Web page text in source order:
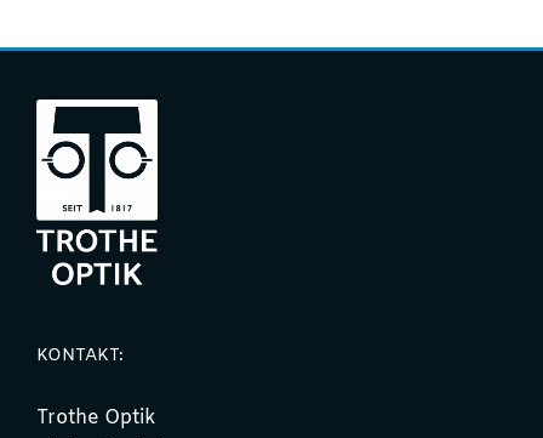
KONTAKT:
Trothe Optik